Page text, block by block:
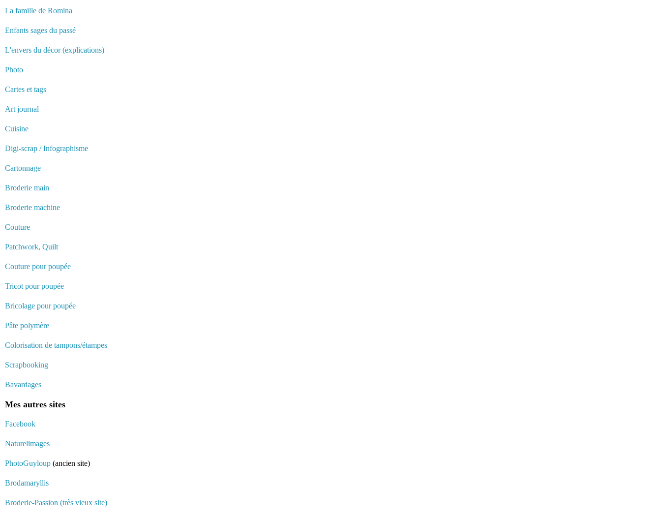
La famille de Romina
Enfants sages du passé
L'envers du décor (explications)
Photo
Cartes et tags
Art journal
Cuisine
Digi-scrap / Infographisme
Cartonnage
Broderie main
Broderie machine
Couture
Patchwork, Quilt
Couture pour poupée
Tricot pour poupée
Bricolage pour poupée
Pâte polymère
Colorisation de tampons/étampes
Scrapbooking
Bavardages
Mes autres sites
Facebook
Naturelimages
PhotoGuyloup (ancien site)
Brodamaryllis
Broderie-Passion (très vieux site)